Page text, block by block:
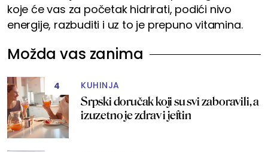
koje će vas za početak hidrirati, podići nivo
energije, razbuditi i uz to je prepuno vitamina.
Možda vas zanima
4 KUHINJA
Srpski doručak koji su svi zaboravili, a
izuzetno je zdrav i jeftin